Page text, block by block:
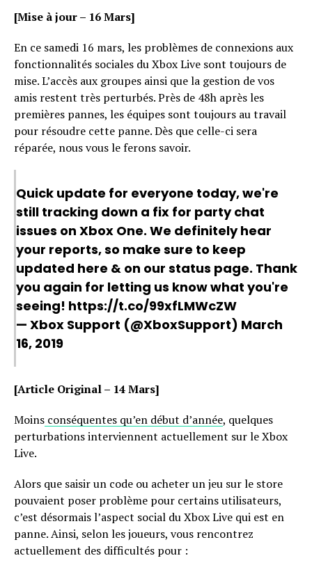
[Mise à jour – 16 Mars]
En ce samedi 16 mars, les problèmes de connexions aux
fonctionnalités sociales du Xbox Live sont toujours de
mise. L’accès aux groupes ainsi que la gestion de vos
amis restent très perturbés. Près de 48h après les
premières pannes, les équipes sont toujours au travail
pour résoudre cette panne. Dès que celle-ci sera
réparée, nous vous le ferons savoir.
Quick update for everyone today, we're
still tracking down a fix for party chat
issues on Xbox One. We definitely hear
your reports, so make sure to keep
updated here & on our status page. Thank
you again for letting us know what you're
seeing! https://t.co/99xfLMWcZW
— Xbox Support (@XboxSupport) March
16, 2019
[Article Original – 14 Mars]
Moins conséquentes qu’en début d’année, quelques
perturbations interviennent actuellement sur le Xbox
Live.
Alors que saisir un code ou acheter un jeu sur le store
pouvaient poser problème pour certains utilisateurs,
c’est désormais l’aspect social du Xbox Live qui est en
panne. Ainsi, selon les joueurs, vous rencontrez
actuellement des difficultés pour :